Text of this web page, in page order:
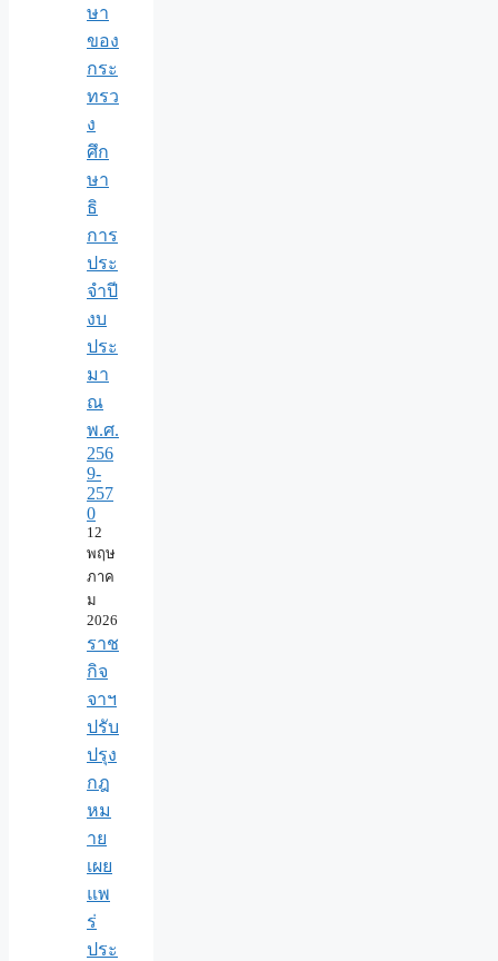
ษา
ของ
กระ
ทรว
ง
ศึก
ษา
ธิ
การ
ประ
จำปี
งบ
ประ
มา
ณ
พ.ศ.
256
9-
257
0
12
พฤษ
ภาค
ม
2026
ราช
กิจ
จาฯ
ปรับ
ปรุง
กฎ
หม
าย
เผย
แพ
ร่
ประ